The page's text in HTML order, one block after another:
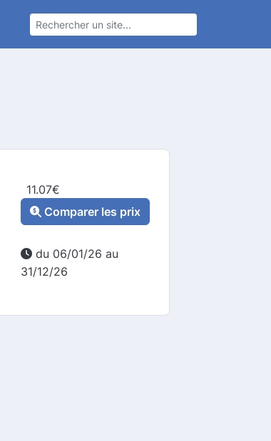
11.07€
Comparer les prix
du 06/01/26 au
31/12/26